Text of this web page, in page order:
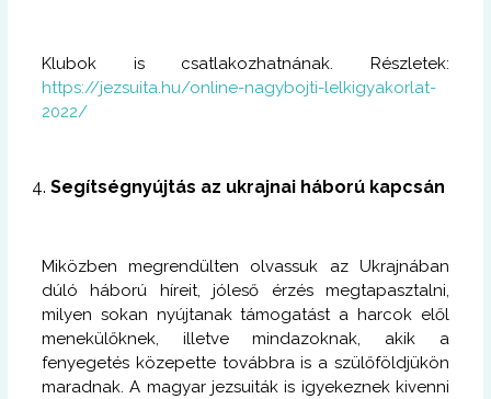
Klubok is csatlakozhatnának. Részletek:
https://jezsuita.hu/online-nagybojti-lelkigyakorlat-
2022/
Segítségnyújtás az ukrajnai háború kapcsán
Miközben megrendülten olvassuk az Ukrajnában
dúló háború híreit, jóleső érzés megtapasztalni,
milyen sokan nyújtanak támogatást a harcok elől
menekülőknek, illetve mindazoknak, akik a
fenyegetés közepette továbbra is a szülőföldjükön
maradnak. A magyar jezsuiták is igyekeznek kivenni